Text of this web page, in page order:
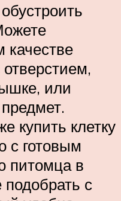
качестве
или
купить клетку
с готовым
питомца в
с